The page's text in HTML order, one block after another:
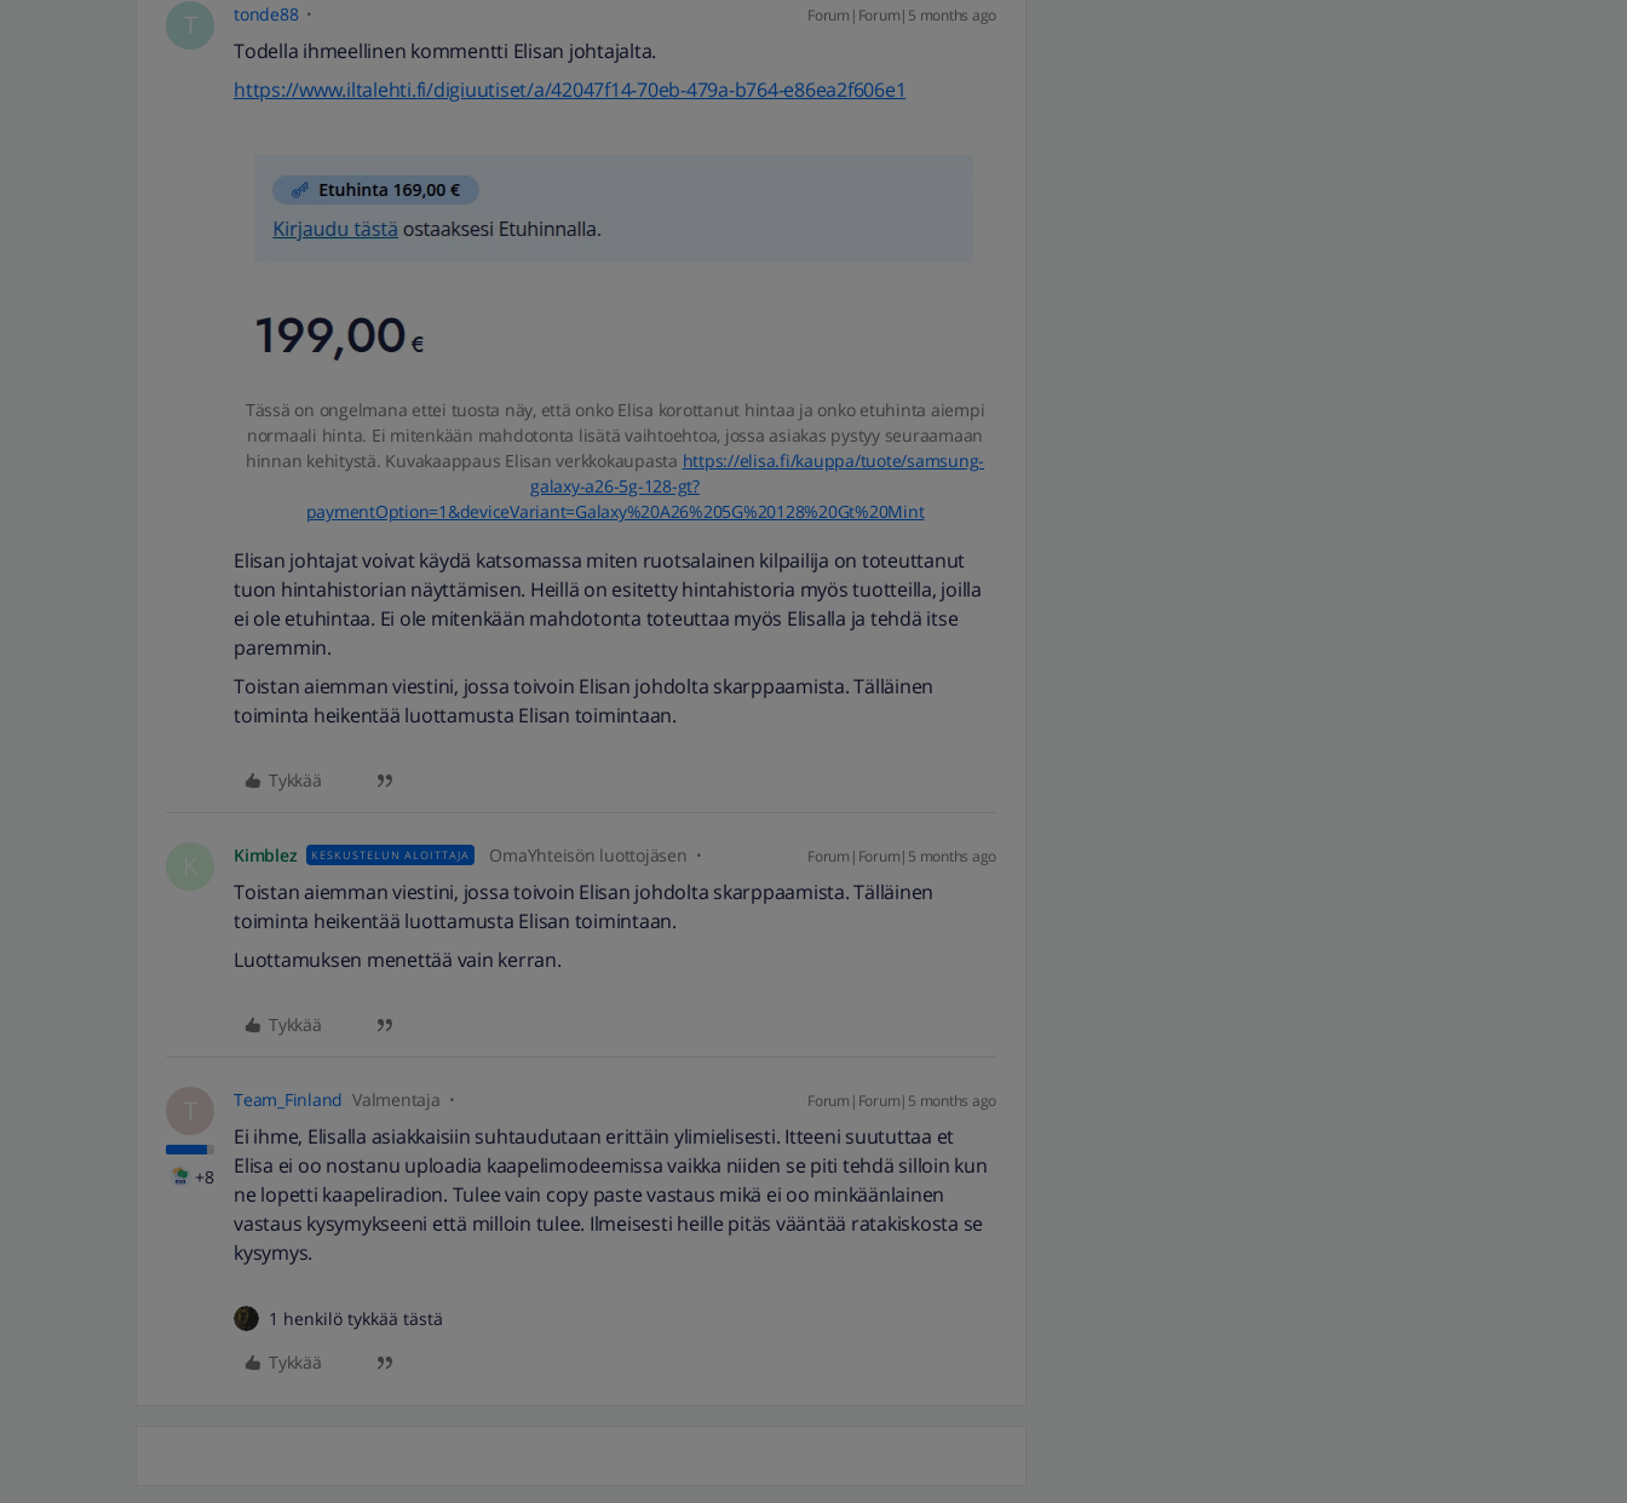
T tonde88 Forum|Forum|5 months ago
Todella ihmeellinen kommentti Elisan johtajalta.
https://www.iltalehti.fi/digiuutiset/a/42047f14-70eb-479a-b764-e86ea2f606e1
Tässä on ongelmana ettei tuosta näy, että onko Elisa korottanut hintaa ja onko etuhinta aiempi
normaali hinta. Ei mitenkään mahdotonta lisätä vaihtoehtoa, jossa asiakas pystyy seuraamaan
hinnan kehitystä. Kuvakaappaus Elisan verkkokaupasta https://elisa.fi/kauppa/tuote/samsung-
galaxy-a26-5g-128-gt?
paymentOption=1&deviceVariant=Galaxy%20A26%205G%20128%20Gt%20Mint
Elisan johtajat voivat käydä katsomassa miten ruotsalainen kilpailija on toteuttanut
tuon hintahistorian näyttämisen. Heillä on esitetty hintahistoria myös tuotteilla, joilla
ei ole etuhintaa. Ei ole mitenkään mahdotonta toteuttaa myös Elisalla ja tehdä itse
paremmin.
Toistan aiemman viestini, jossa toivoin Elisan johdolta skarppaamista. Tälläinen
toiminta heikentää luottamusta Elisan toimintaan.
Tykkää
Kimblez KESKUSTELUN ALOITTAJA OmaYhteisön luottojäsen Forum|Forum|5 months ago
Toistan aiemman viestini, jossa toivoin Elisan johdolta skarppaamista. Tälläinen
toiminta heikentää luottamusta Elisan toimintaan.
Luottamuksen menettää vain kerran.
Tykkää
T
+8
Team_Finland Valmentaja Forum|Forum|5 months ago
Ei ihme, Elisalla asiakkaisiin suhtaudutaan erittäin ylimielisesti. Itteeni suututtaa et
Elisa ei oo nostanu uploadia kaapelimodeemissa vaikka niiden se piti tehdä silloin kun
ne lopetti kaapeliradion. Tulee vain copy paste vastaus mikä ei oo minkäänlainen
vastaus kysymykseeni että milloin tulee. Ilmeisesti heille pitäs vääntää ratakiskosta se
kysymys.
1 henkilö tykkää tästä
Tykkää